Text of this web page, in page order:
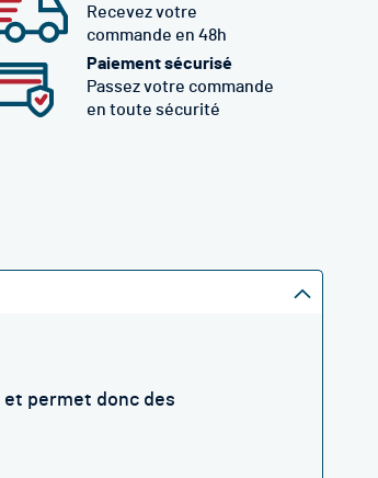
Recevez votre
commande en 48h
Paiement sécurisé
Passez votre commande
en toute sécurité
et permet donc des